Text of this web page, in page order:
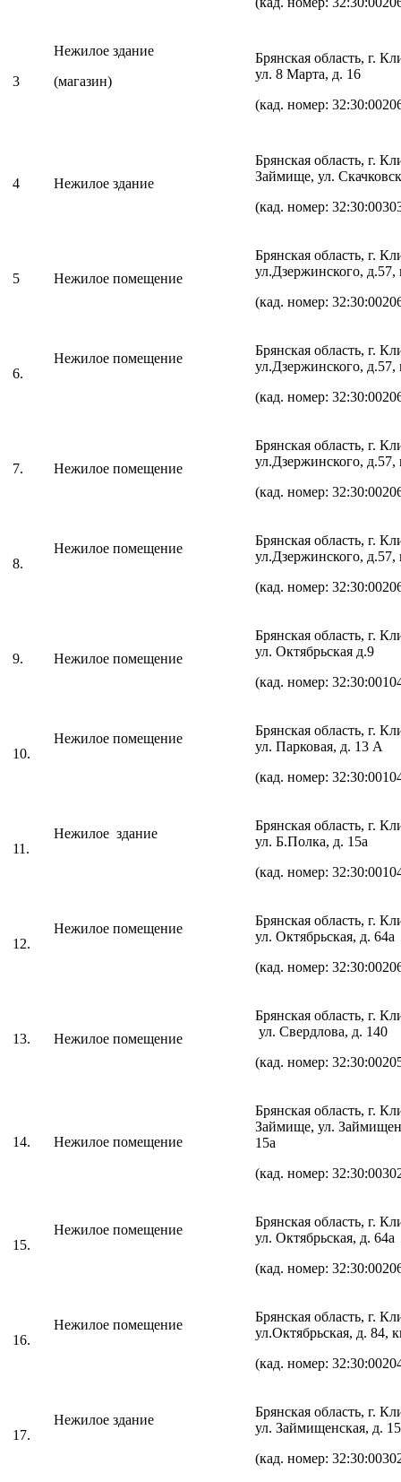
3
Нежилое здание
(магазин)
Брянская область, г.
ул. 8 Марта, д. 16
(кад. номер:
4 Нежилое здание
Брянская область, г.
Займище, ул.
(кад. номер:
5 Нежилое помещение
Брянская область, г.
ул.Дзержинского, д.57,
(кад. номер:
6.
Нежилое помещение
Брянская область, г.
ул.Дзержинского, д.57,
(кад. номер:
7. Нежилое помещение
Брянская область, г.
ул.Дзержинского, д.57,
(кад. номер:
8.
Нежилое помещение
Брянская область, г.
ул.Дзержинского, д.57,
(кад. номер:
9. Нежилое помещение
Брянская область, г.
ул. Октябрьская д.9
(кад. номер:
10.
Нежилое помещение
Брянская область, г.
ул. Парковая, д. 13 А
(кад. номер:
11.
Нежилое здание
Брянская область, г.
ул. Б.Полка, д. 15а
(кад. номер:
12.
Нежилое помещение
Брянская область, г.
ул. Октябрьская, д. 64а
(кад. номер:
13. Нежилое помещение
Брянская область, г.
ул. Свердлова, д. 140
(кад. номер:
14. Нежилое помещение
Брянская область, г.
Займище, ул.
15а
(кад. номер:
15.
Нежилое помещение
Брянская область, г.
ул. Октябрьская, д. 64а
(кад. номер:
16.
Нежилое помещение
Брянская область, г.
ул.Октябрьская, д. 84,
(кад. номер:
17.
Нежилое здание
Брянская область, г.
ул. Займищенская, д.
(кад. номер: